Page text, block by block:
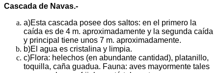
Cascada de Navas.-
a)Esta cascada posee dos saltos: en el primero la
caída es de 4 m. aproximadamente y la segunda caída
y principal tiene unos 7 m. aproximadamente.
b)El agua es cristalina y limpia.
c)Flora: helechos (en abundante cantidad), platanillo,
toquilla, caña guadua. Fauna: aves mayormente tales